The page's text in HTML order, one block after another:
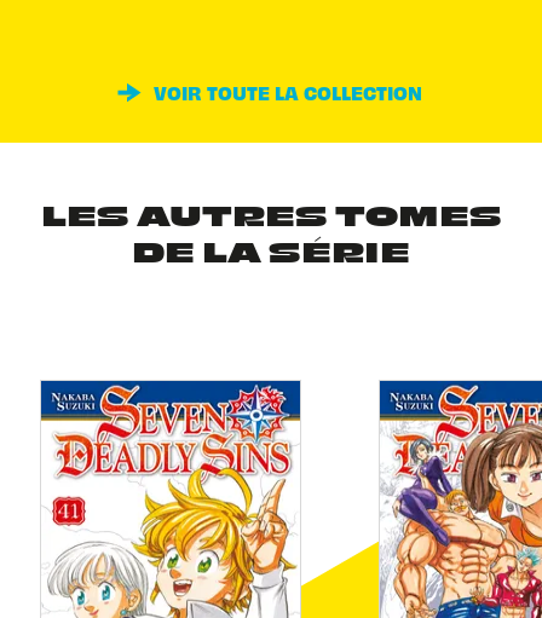
VOIR TOUTE LA COLLECTION
LES AUTRES TOMES
DE LA SÉRIE